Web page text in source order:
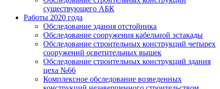
существующего АБК
Работы 2020 года
Обследование здания отстойника
Обследование сооружения кабельной эстакады
Обследование строительных конструкций четырех
сооружений осветительных вышек
Обследование строительных конструкций здания
цеха №66
Комплексное обследование возведенных